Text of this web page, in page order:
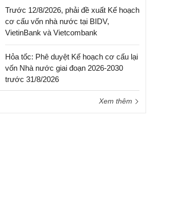
Trước 12/8/2026, phải đề xuất Kế hoạch
cơ cấu vốn nhà nước tại BIDV,
VietinBank và Vietcombank
Hỏa tốc: Phê duyệt Kế hoạch cơ cấu lại
vốn Nhà nước giai đoạn 2026-2030
trước 31/8/2026
Xem thêm